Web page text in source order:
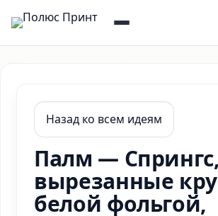
Назад ко всем идеям
Палм — Спрингс,
вырезанные
белой фольгой,